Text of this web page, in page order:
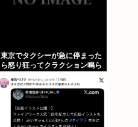
東京でタクシーが急に停まった
ら怒り狂ってクラクション鳴ら
バーwww